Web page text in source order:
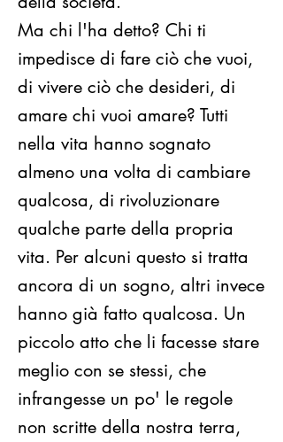
Ma chi l'ha detto? Chi ti
impedisce di fare ciò che vuoi,
di vivere ciò che desideri, di
amare chi vuoi amare? Tutti
nella vita hanno sognato
almeno una volta di cambiare
qualcosa, di rivoluzionare
qualche parte della propria
vita. Per alcuni questo si tratta
ancora di un sogno, altri invece
hanno già fatto qualcosa. Un
piccolo atto che li facesse stare
meglio con se stessi, che
infrangesse un po' le regole
non scritte della nostra terra,